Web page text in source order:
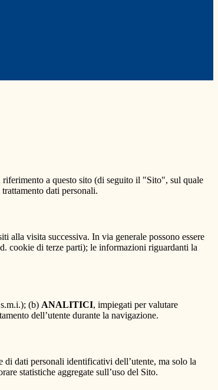
riferimento a questo sito (di seguito il "Sito", sul quale
dati personali.
visita successiva. In via generale possono essere
cookie di terze parti); le informazioni riguardanti la
(b) ANALITICI, impiegati per valutare
dell’utente durante la navigazione.
dati personali identificativi dell’utente, ma solo la
statistiche aggregate sull’uso del Sito.